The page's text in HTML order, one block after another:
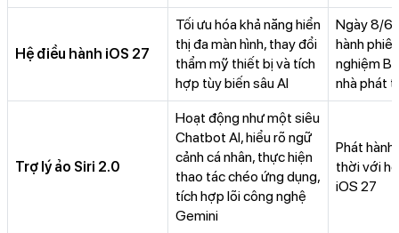
Hệ điều hành iOS 27
Tối ưu hóa khả năng hiển
thị đa màn hình, thay đổi
thẩm mỹ thiết bị và tích
hợp tùy biến sâu AI
Ngày 8/
hành
nghiệm
nhà phát
Trợ lý ảo Siri 2.0
Hoạt động như một siêu
Chatbot AI, hiểu rõ ngữ
cảnh cá nhân, thực hiện
thao tác chéo ứng dụng,
tích hợp lõi công nghệ
Gemini
Phát
thời với
iOS 27